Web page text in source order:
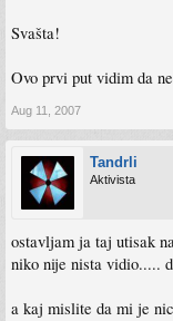
Svašta!
Ovo prvi put vidim da
Aug 11, 2007
Tandrli
Aktivista
ostavljam ja taj utisak
niko nije nista vidio.....
a kaj mislite da mi je